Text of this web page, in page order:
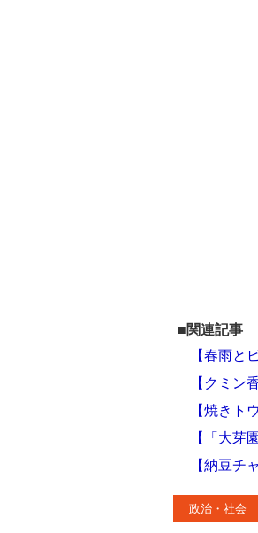
■関連記事
【春雨と
【クミン
【焼きト
【「大芽
【納豆チ
政治・社会